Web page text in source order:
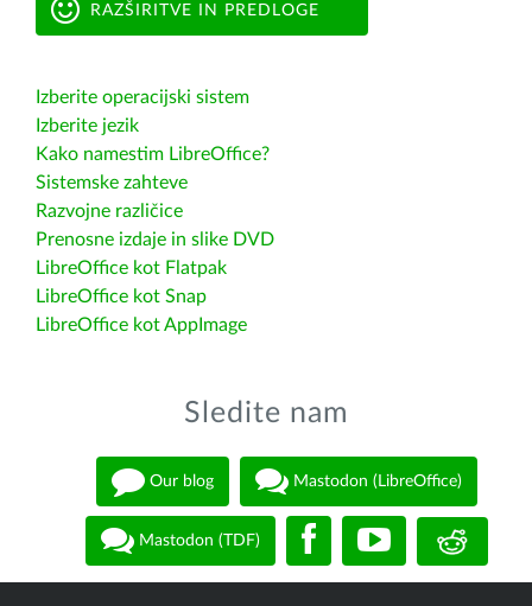
RAZŠIRITVE IN PREDLOGE
Izberite operacijski sistem
Izberite jezik
Kako namestim LibreOffice?
Sistemske zahteve
Razvojne različice
Prenosne izdaje in slike DVD
LibreOffice kot Flatpak
LibreOffice kot Snap
LibreOffice kot AppImage
Sledite nam
Our blog Mastodon (LibreOffice)
Mastodon (TDF)